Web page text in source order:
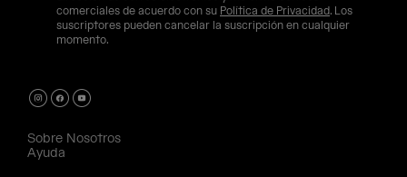
comerciales de acuerdo con su Política de Privacidad. Los
suscriptores pueden cancelar la suscripción en cualquier
momento.
Sobre Nosotros
Ayuda